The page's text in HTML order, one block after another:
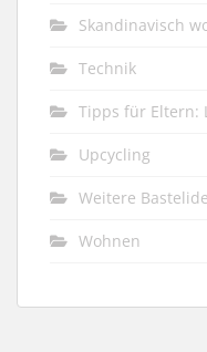
Skandinavisch
Technik
Tipps für Eltern:
Upcycling
Weitere
Wohnen